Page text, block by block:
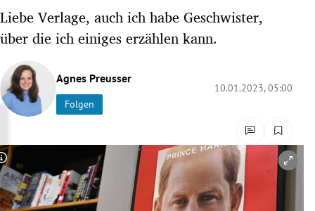
Untermenü
Untermenü
Untermenü
Untermenü
Liebe Verlage, auch ich habe Geschwister,
über die ich einiges erzählen kann.
Agnes Preusser
Folgen
10.01.2023, 05:00
Copyright-Hinweis öffnen/schließen